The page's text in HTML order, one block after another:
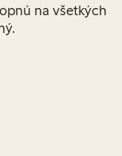
na všetkých